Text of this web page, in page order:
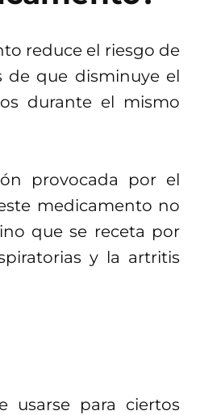
reduce el riesgo de
de que disminuye el
durante el mismo
provocada por el
medicamento no
que se receta por
y la artritis
usarse para ciertos